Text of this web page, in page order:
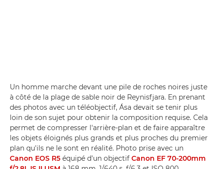
Un homme marche devant une pile de roches noires juste
à côté de la plage de sable noir de Reynisfjara. En prenant
des photos avec un téléobjectif, Ása devait se tenir plus
loin de son sujet pour obtenir la composition requise. Cela
permet de compresser l'arrière-plan et de faire apparaître
les objets éloignés plus grands et plus proches du premier
plan qu'ils ne le sont en réalité. Photo prise avec un
Canon EOS R5 équipé d'un objectif Canon EF 70-200mm